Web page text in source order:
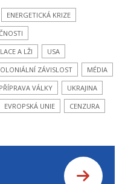
ENERGETICKÁ KRIZE
A LŽI
USA
ZÁVISLOST
MÉDIA
PŘÍPRAVA VÁLKY
UKRAJINA
EVROPSKÁ UNIE CENZURA